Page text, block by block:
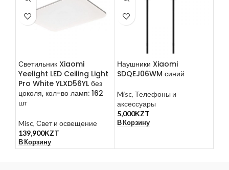
Светильник Xiaomi
Yeelight LED Ceiling Light
Pro White YLXD56YL без
цоколя, кол-во ламп: 162
шт
Misc, Свет и освещение
139,900KZT
В Корзину
Наушники Xiaomi
SDQEJ06WM синий
Misc, Телефоны и
аксессуары
5,000KZT
В Корзину